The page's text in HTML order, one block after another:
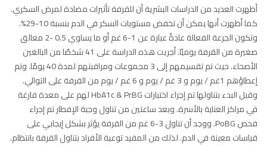
أظهرت العديد من الدراسات البشرية أن للقرفة تأثيرات مضادة لمرض السكري.
كما أظهرت أنها يمكن أن تخفض مستويات السكر في الدم بنسبة 10-29%.
وتكون الجرعة الفعالة عادةً عبارة عن 1-6 غم أو ما يساوي 0.5 -2 معالق
صغيرة من القرفة يوميًا. أجريت هذه الدراسة على 41 شخصًا من البالغين
الأصحاء. حيث تم تقسيمهم إلى 3 مجموعات ومراقبتهم لمدة 40 يومًا. وتم
إعطاؤهم 1غم / يوم و 3 غم / يوم و 6 غم / يوم من القرفة على التوالي.
وقبل البدء بتناولها تم إجراء اختبارات HbA1c & PrBG لهم على معدة فارغة
في مراكز العناية بالأسرة. وبعد ساعتين من تناول وجبة الإفطار تم إجراء
فحص PoBG. ووجد أن تناول 3-6 غم من القرفة يؤثر بشكل إيجابي على
قياسات معينة في الدم. لذلك من المفيد توعية الأفراد بتناول القرفة بانتظام.